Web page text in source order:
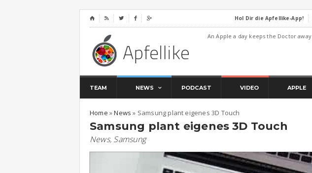
⌂     Hol Dir die Apfellike-App!
An Apple a day keeps the Doctor away
TEAM NEWS PODCAST VIDEO APPLE
Home »News » Samsung plant eigenes 3D Touch
Samsung plant eigenes 3D Touch
News, Samsung